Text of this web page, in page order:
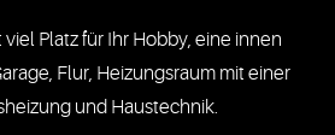
Platz für Ihr Hobby, eine innen
Flur, Heizungsraum mit einer
und Haustechnik.